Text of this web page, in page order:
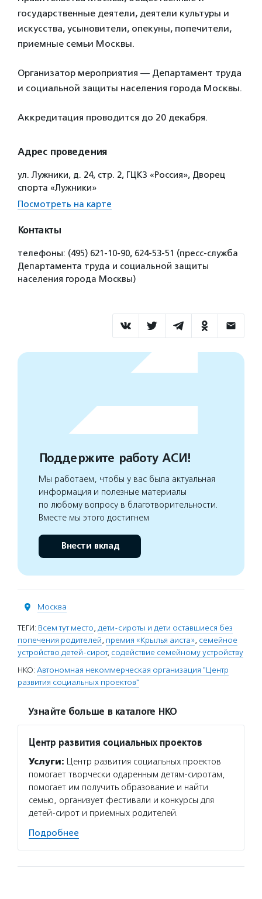
государственные деятели, деятели культуры и
искусства, усыновители, опекуны, попечители,
приемные семьи Москвы.
Организатор мероприятия — Департамент труда
и социальной защиты населения города Москвы.
Аккредитация проводится до 20 декабря.
Адрес проведения
ул. Лужники, д. 24, стр. 2, ГЦКЗ «Россия», Дворец
спорта «Лужники»
Посмотреть на карте
Контакты
телефоны: (495) 621-10-90, 624-53-51 (пресс-служба
Департамента труда и социальной защиты
населения города Москвы)
Поддержите работу АСИ!
Мы работаем, чтобы у вас была актуальная
информация и полезные материалы
по любому вопросу в благотворительности.
Вместе мы этого достигнем
Внести вклад
Москва
ТЕГИ: Всем тут место, дети-сироты и дети оставшиеся без
попечения родителей, премия «Крылья аиста», семейное
устройство детей-сирот, содействие семейному устройству
НКО: Автономная некоммерческая организация "Центр
развития социальных проектов"
Узнайте больше в каталоге НКО
Центр развития социальных проектов
Услуги: Центр развития социальных проектов
помогает творчески одаренным детям-сиротам,
помогает им получить образование и найти
семью, организует фестивали и конкурсы для
детей-сирот и приемных родителей.
Подробнее